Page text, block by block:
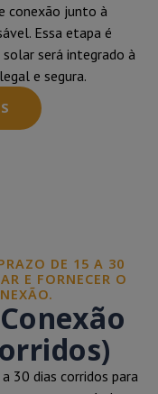
conexão junto à
Essa etapa é
será integrado à
e segura.
DE 15 A 30
E FORNECER O
30 dias corridos para